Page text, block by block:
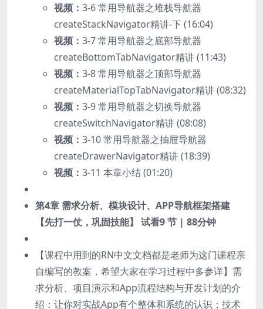
视频： 3-6 常用导航器之堆栈导航器
createStackNavigator精讲-下 (16:04)
视频： 3-7 常用导航器之底部导航器
createBottomTabNavigator精讲 (11:43)
视频： 3-8 常用导航器之顶部导航器
createMaterialTopTabNavigator精讲 (08:32)
视频： 3-9 常用导航器之切换导航器
createSwitchNavigator精讲 (08:08)
视频： 3-10 常用导航器之抽屉导航器
createDrawerNavigator精讲 (18:39)
视频： 3-11 本章小结 (01:20)
第4章 需求分析、模块设计、APP导航框架搭建
【先打一仗，巩固技能】 试看9 节 | 88分钟
【课程中用到的RN中文文档都是老师为这门课程亲
自编写的教案，希望大家在学习过程中多参详】需
求分析、项目演示和App流程结构与开发计划的介
绍：让你对实战App有个整体和系统的认识；技术